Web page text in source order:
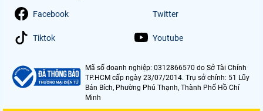
Facebook Twitter
Tiktok Youtube
Mã số doanh nghiệp: 0312866570 do Sở Tài Chính
TP.HCM cấp ngày 23/07/2014. Trụ sở chính: 51 Lũy
Bán Bích, Phường Phú Thạnh, Thành Phố Hồ Chí
Minh